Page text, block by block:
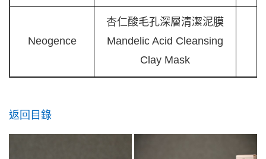
Neogence
杏仁酸毛孔深層清潔泥膜
Mandelic Acid Cleansing
Clay Mask
返回目錄